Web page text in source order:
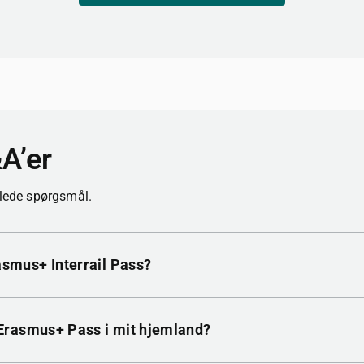
spørgsmål.
Interrail Pass?
Pass i mit hjemland?